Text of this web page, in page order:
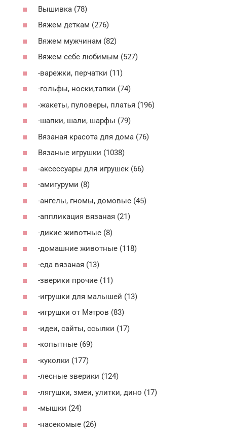
Вышивка (78)
Вяжем деткам (276)
Вяжем мужчинам (82)
Вяжем себе любимым (527)
-варежки, перчатки (11)
-гольфы, носки,тапки (74)
-жакеты, пуловеры, платья (196)
-шапки, шали, шарфы (79)
Вязаная красота для дома (76)
Вязаные игрушки (1038)
-аксессуары для игрушек (66)
-амигуруми (8)
-ангелы, гномы, домовые (45)
-аппликация вязаная (21)
-дикие животные (8)
-домашние животные (118)
-еда вязаная (13)
-зверики прочие (11)
-игрушки для малышей (13)
-игрушки от Мэтров (83)
-идеи, сайты, ссылки (17)
-копытные (69)
-куколки (177)
-лесные зверики (124)
-лягушки, змеи, улитки, дино (17)
-мышки (24)
-насекомые (26)